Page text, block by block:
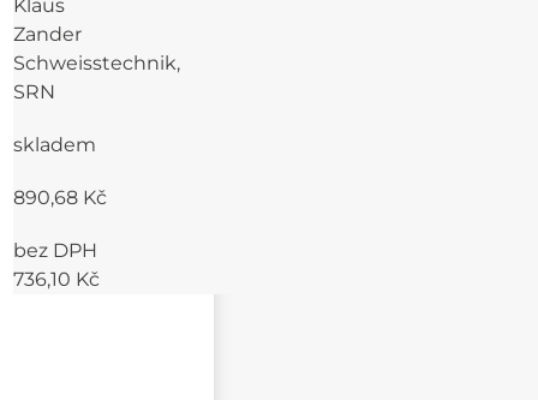
korozivzdorných,
žáruvzdorných ocelí
Klaus
Zander
Schweisstechnik,
SRN
skladem
890,68 Kč
bez DPH
736,10 Kč